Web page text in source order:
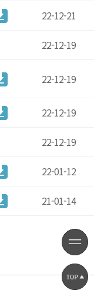
22-12-21
22-12-19
22-12-19
22-12-19
22-12-19
22-01-12
21-01-14